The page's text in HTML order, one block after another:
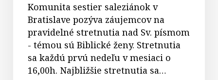
Komunita sestier saleziánok v
Bratislave pozýva záujemcov na
pravidelné stretnutia nad Sv. písmom
- témou sú Biblické ženy. Stretnutia
sa každú prvú nedeľu v mesiaci o
16,00h. Najbližšie stretnutia sa…